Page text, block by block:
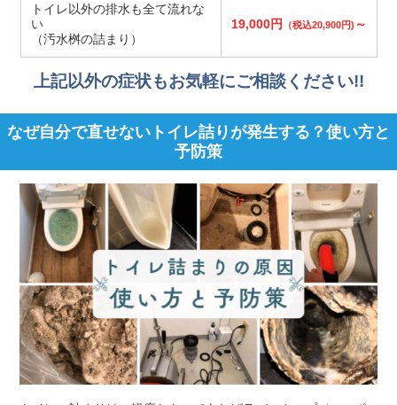
トイレ以外の排水も全て流れな
い
（汚水桝の詰まり）
19,000円 （税込20,900円) ～
上記以外の症状もお気軽にご相談ください!!
なぜ自分で直せないトイレ詰りが発生する？使い方と
予防策